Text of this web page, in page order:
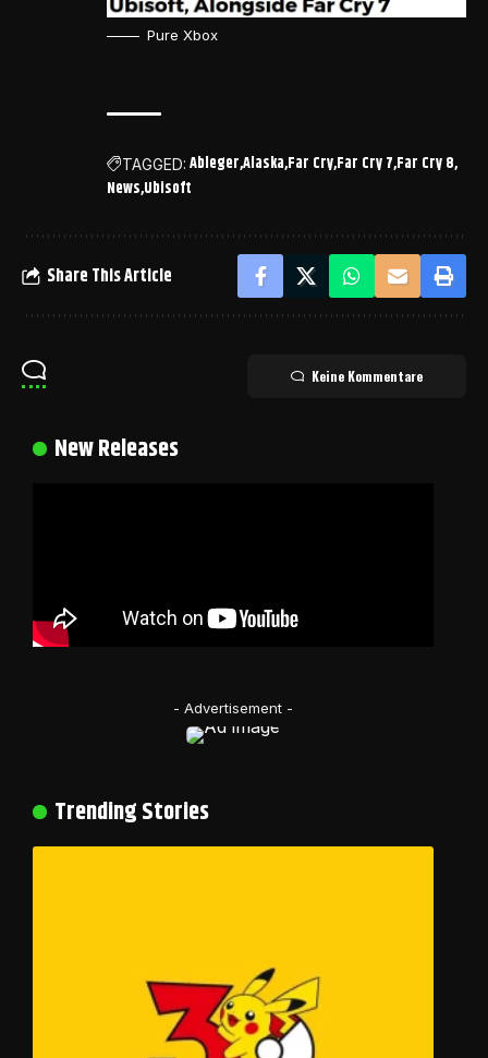
Pure Xbox
TAGGED: AblegerAlaska Far CryFar Cry 7 Far Cry 8
News Ubisoft
Share This Article
Keine Kommentare
New Releases
- Advertisement -
Trending Stories